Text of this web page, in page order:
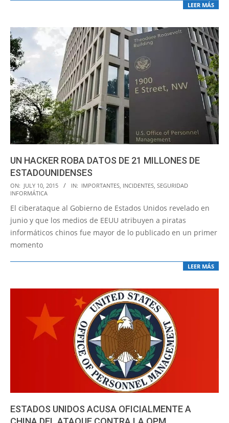
LEER MÁS
UN HACKER ROBA DATOS DE 21 MILLONES DE
ESTADOUNIDENSES
2015-
07-
10
ON: JULY 10, 2015 IN: IMPORTANTES, INCIDENTES, SEGURIDAD
INFORMÁTICA
El ciberataque al Gobierno de Estados Unidos revelado en
junio y que los medios de EEUU atribuyen a piratas
informáticos chinos fue mayor de lo publicado en un primer
momento
LEER MÁS
ESTADOS UNIDOS ACUSA OFICIALMENTE A